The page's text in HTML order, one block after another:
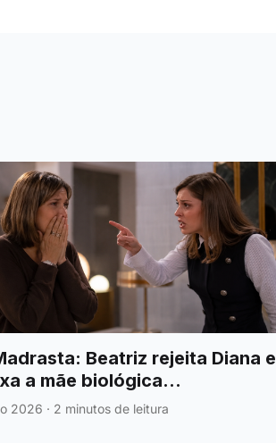
Beatriz rejeita Diana e
a mãe biológica
destroçada
2026 · 2 minutos de leitura